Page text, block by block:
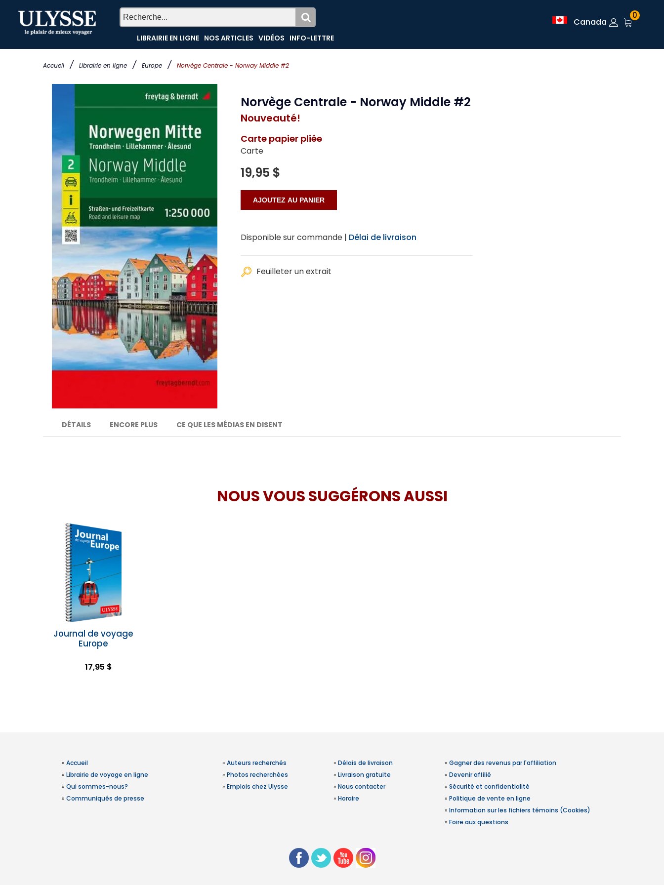
Accueil / Librairie en ligne / Europe / Norvège Centrale - Norway Middle #2
LIBRAIRIE EN LIGNE NOS ARTICLES VIDÉOS INFO-LETTRE
Canada
0
Norvège Centrale - Norway Middle #2
Nouveauté!
Carte papier pliée
Carte
19,95 $
Disponible sur commande | Délai de livraison
Feuilleter un extrait
DÉTAILS ENCORE PLUS CE QUE LES MÉDIAS EN DISENT
NOUS VOUS SUGGÉRONS AUSSI
Journal de voyage
Europe
17,95 $
» Accueil
» Librairie de voyage en ligne
» Qui sommes-nous?
» Communiqués de presse
» Auteurs recherchés
» Photos recherchées
» Emplois chez Ulysse
» Délais de livraison
» Livraison gratuite
» Nous contacter
» Horaire
» Gagner des revenus par l'affiliation
» Devenir affilié
» Sécurité et confidentialité
» Politique de vente en ligne
» Information sur les fichiers témoins (Cookies)
» Foire aux questions